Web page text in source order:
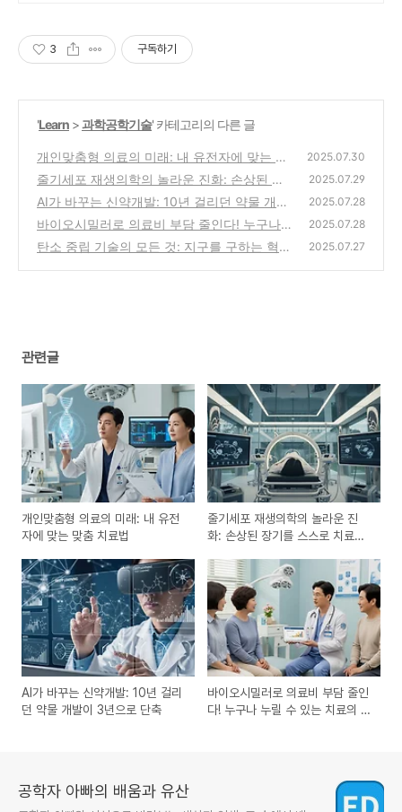
3 구독하기
'Learn >과학공학기술' 카테고리의 다른 글
개인맞춤형 의료의 미래: 내 유전자에 맞는 맞
춤 치료법
(8)
2025.07.30
줄기세포 재생의학의 놀라운 진화: 손상된 장
기를 스스로 치료하기
(3)
2025.07.29
AI가 바꾸는 신약개발: 10년 걸리던 약물 개발
이 3년으로 단축
(6)
2025.07.28
바이오시밀러로 의료비 부담 줄인다! 누구나
누릴 수 있는 치료의 미래는?
(9)
2025.07.28
탄소 중립 기술의 모든 것: 지구를 구하는 혁신
2025.07.27
관련글
개인맞춤형 의료의 미래: 내 유전
자에 맞는 맞춤 치료법
줄기세포 재생의학의 놀라운 진
화: 손상된 장기를 스스로 치료하
AI가 바꾸는 신약개발: 10년 걸리
던 약물 개발이 3년으로 단축
바이오시밀러로 의료비 부담 줄인
다! 누구나 누릴 수 있는 치료의 미
공학자 아빠의 배움과 유산